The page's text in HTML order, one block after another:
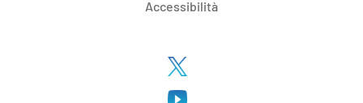
Accessibilità